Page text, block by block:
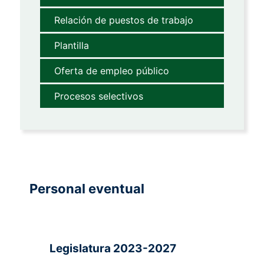
Personal eventual
Legislatura 2023-2027
Relación de puestos de trabajo
Plantilla
Oferta de empleo público
Procesos selectivos